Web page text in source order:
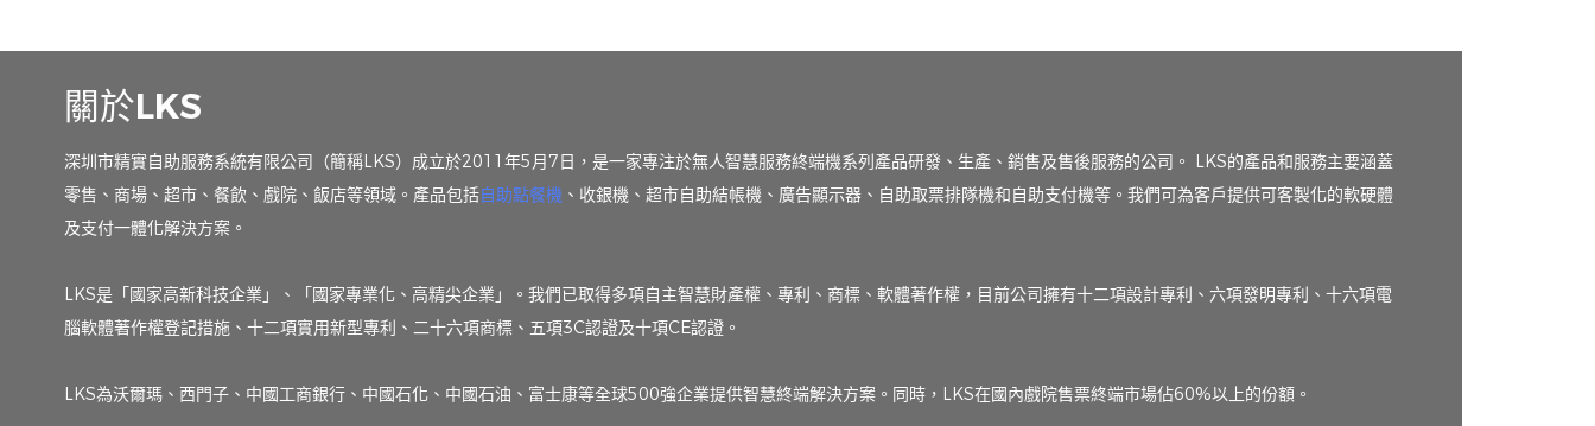
關於LKS
深圳市精實自助服務系統有限公司（簡稱LKS）成立於2011年5月7日，是一家專注於無人智慧服務終端機系列產品研發、生產、銷售及售後服務的公司。 LKS的產品和服務主要涵蓋
零售、商場、超市、餐飲、戲院、飯店等領域。產品包括自助點餐機 、收銀機、超市自助結帳機、廣告顯示器、自助取票排隊機和自助支付機等。我們可為客戶提供可客製化的軟硬體
及支付一體化解決方案。
LKS是「國家高新科技企業」、「國家專業化、高精尖企業」。我們已取得多項自主智慧財產權、專利、商標、軟體著作權，目前公司擁有十二項設計專利、六項發明專利、十六項電
腦軟體著作權登記措施、十二項實用新型專利、二十六項商標、五項3C認證及十項CE認證。
LKS為沃爾瑪、西門子、中國工商銀行、中國石化、中國石油、富士康等全球500強企業提供智慧終端解決方案。同時，LKS在國內戲院售票終端市場佔60%以上的份額。